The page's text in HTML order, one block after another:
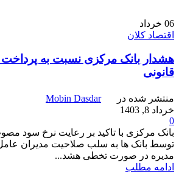
06 خرداد
اقتصاد کلان
هشدار بانک مرکزی نسبت به پرداخت
قانونی
منتشر شده در
Mobin Dasdar
خرداد 8, 1403
0
بانک مرکزی با تاکید بر رعایت نرخ سود
توسط بانک ها به سلب صلاحیت مدیران
مدیره در صورت تخطی هشد...
ادامه مطلب